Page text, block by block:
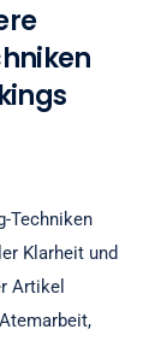
Techniken
Klarheit und
Artikel